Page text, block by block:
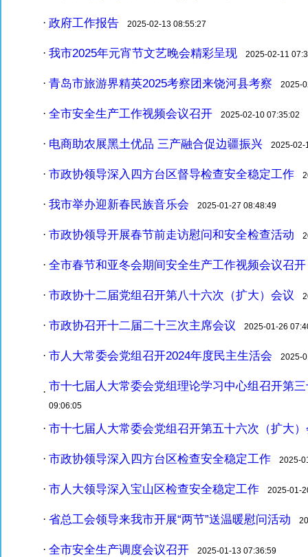
· 政府工作报告 2025-02-13 08:55:27
· 我市2025年元宵节文艺晚会精彩呈现 2025-02-11
· 青岛市旅游界精英2025考察团来饶河县考察 2025-
· 全市安全生产工作视频会议召开 2025-02-10 07:35:02
· 电商助农展黑土优品 三产融合促边疆振兴 2025-02-
· 市政协领导深入四方台区督导检查安全稳定工作
· 我市举办迎新春民族音乐会 2025-01-27 08:48:49
· 市政协领导开展春节前走访慰问和安全检查活动
· 全市春节和亚冬会期间安全生产工作视频会议召开
· 市政协十二届党组召开第八十六次（扩大）会议
· 市政协召开十二届二十三次主席会议 2025-01-26
· 市人大常委会党组召开2024年度民主生活会 2025-
· 市十七届人大常委会党组理论学习中心组召开第
09:06:05
· 市十七届人大常委会党组召开第五十六次（扩大
· 市政协领导深入四方台区检查安全稳定工作 2025-
· 市人大领导深入宝山区检查安全稳定工作 2025-01-
· 省总工会领导来我市开展“两节”送温暖慰问活动
· 全市安全生产调度会议召开 2025-01-13 07:36:59